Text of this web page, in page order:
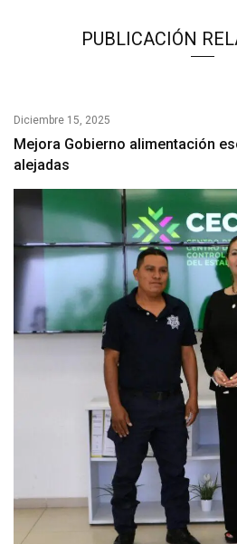
PUBLICACIÓN
Diciembre 15, 2025
Mejora Gobierno alimentación
alejadas